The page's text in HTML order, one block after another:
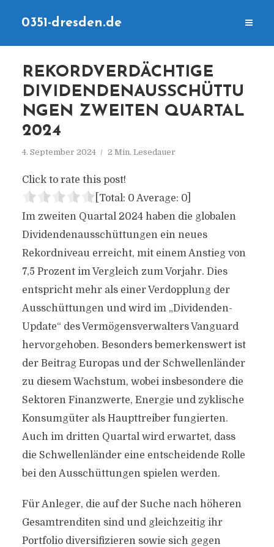
0351-dresden.de
REKORDVERDÄCHTIGE
DIVIDENDENAUSSCHÜTTU
NGEN ZWEITEN QUARTAL
2024
4. September 2024 2 Min. Lesedauer
Click to rate this post!
[Total: 0 Average: 0]
Im zweiten Quartal 2024 haben die globalen
Dividendenausschüttungen ein neues
Rekordniveau erreicht, mit einem Anstieg von
7,5 Prozent im Vergleich zum Vorjahr. Dies
entspricht mehr als einer Verdopplung der
Ausschüttungen und wird im „Dividenden-
Update“ des Vermögensverwalters Vanguard
hervorgehoben. Besonders bemerkenswert ist
der Beitrag Europas und der Schwellenländer
zu diesem Wachstum, wobei insbesondere die
Sektoren Finanzwerte, Energie und zyklische
Konsumgüter als Haupttreiber fungierten.
Auch im dritten Quartal wird erwartet, dass
die Schwellenländer eine entscheidende Rolle
bei den Ausschüttungen spielen werden.
Für Anleger, die auf der Suche nach höheren
Gesamtrenditen sind und gleichzeitig ihr
Portfolio diversifizieren sowie sich gegen